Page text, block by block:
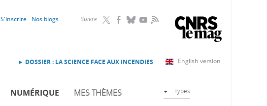
Suivre RSS
S'inscrire Nos blogs
English version
► DOSSIER : LA SCIENCE FACE AUX INCENDIES
NUMÉRIQUE MES THÈMES Types